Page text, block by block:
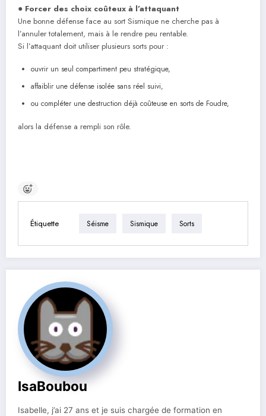
● Forcer des choix coûteux à l’attaquant
Une bonne défense face au sort Sismique ne cherche pas à
l’annuler totalement, mais à le rendre peu rentable.
Si l’attaquant doit utiliser plusieurs sorts pour :
ouvrir un seul compartiment peu stratégique,
affaiblir une défense isolée sans réel suivi,
ou compléter une destruction déjà coûteuse en sorts de Foudre,
alors la défense a rempli son rôle.
Étiquette Séisme Sismique Sorts
IsaBoubou
Isabelle, j’ai 27 ans et je suis chargée de formation en